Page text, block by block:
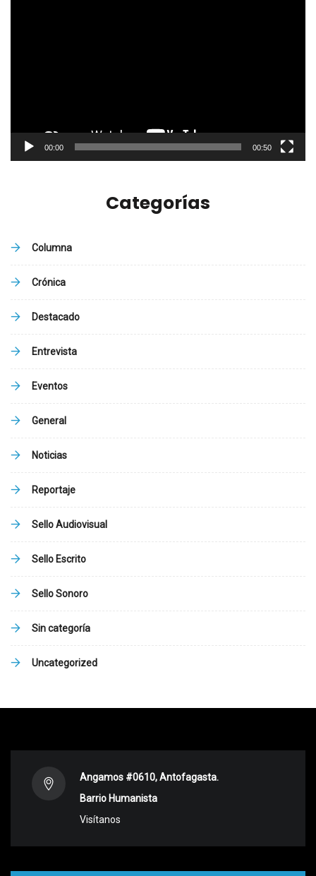
00:00 00:50
Categorías
Columna
Crónica
Destacado
Entrevista
Eventos
General
Noticias
Reportaje
Sello Audiovisual
Sello Escrito
Sello Sonoro
Sin categoría
Uncategorized
Angamos #0610, Antofagasta.
Barrio Humanista
Visítanos